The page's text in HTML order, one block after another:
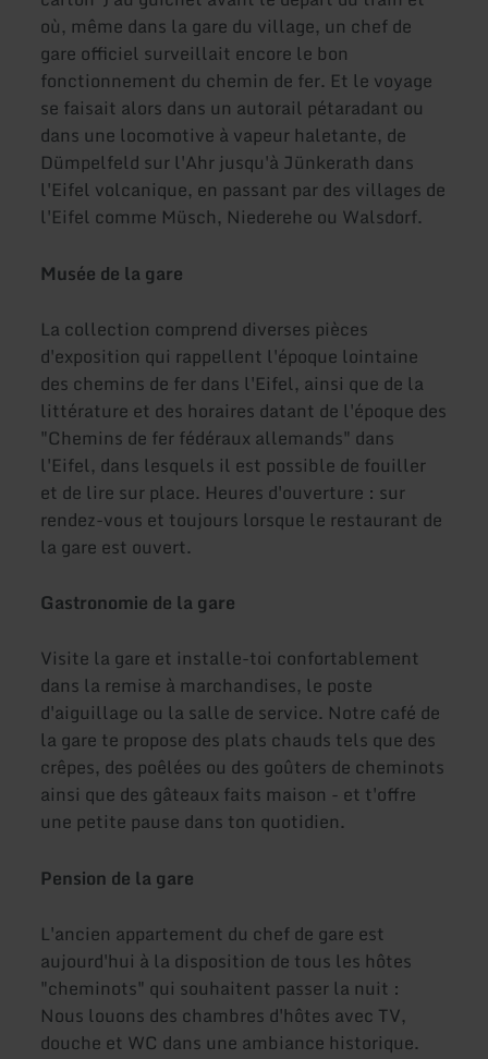
où, même dans la gare du village, un chef de
gare officiel surveillait encore le bon
fonctionnement du chemin de fer. Et le voyage
se faisait alors dans un autorail pétaradant ou
dans une locomotive à vapeur haletante, de
Dümpelfeld sur l'Ahr jusqu'à Jünkerath dans
l'Eifel volcanique, en passant par des villages de
l'Eifel comme Müsch, Niederehe ou Walsdorf.
Musée de la gare
La collection comprend diverses pièces
d'exposition qui rappellent l'époque lointaine
des chemins de fer dans l'Eifel, ainsi que de la
littérature et des horaires datant de l'époque des
"Chemins de fer fédéraux allemands" dans
l'Eifel, dans lesquels il est possible de fouiller
et de lire sur place. Heures d'ouverture : sur
rendez-vous et toujours lorsque le restaurant de
la gare est ouvert.
Gastronomie de la gare
Visite la gare et installe-toi confortablement
dans la remise à marchandises, le poste
d'aiguillage ou la salle de service. Notre café de
la gare te propose des plats chauds tels que des
crêpes, des poêlées ou des goûters de cheminots
ainsi que des gâteaux faits maison - et t'offre
une petite pause dans ton quotidien.
Pension de la gare
L'ancien appartement du chef de gare est
aujourd'hui à la disposition de tous les hôtes
"cheminots" qui souhaitent passer la nuit :
Nous louons des chambres d'hôtes avec TV,
douche et WC dans une ambiance historique.